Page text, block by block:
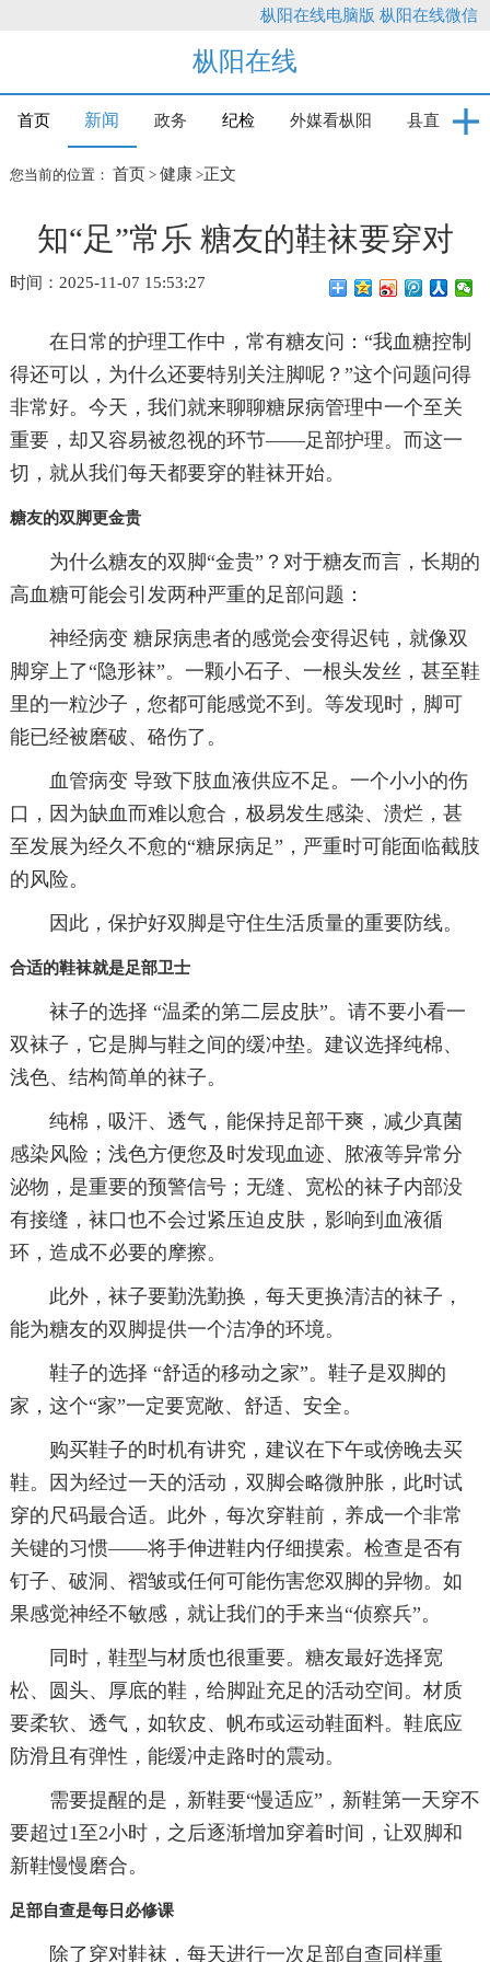
枞阳在线电脑版 枞阳在线微信
枞阳在线
首页 新闻 政务 纪检 外媒看枞阳 县直
您当前的位置： 首页 > 健康>正文
知“足”常乐 糖友的鞋袜要穿对
时间：2025-11-07 15:53:27
在日常的护理工作中，常有糖友问：“我血糖控制
得还可以，为什么还要特别关注脚呢？”这个问题问得
非常好。今天，我们就来聊聊糖尿病管理中一个至关
重要，却又容易被忽视的环节——足部护理。而这一
切，就从我们每天都要穿的鞋袜开始。
糖友的双脚更金贵
为什么糖友的双脚“金贵”？对于糖友而言，长期的
高血糖可能会引发两种严重的足部问题：
神经病变 糖尿病患者的感觉会变得迟钝，就像双
脚穿上了“隐形袜”。一颗小石子、一根头发丝，甚至鞋
里的一粒沙子，您都可能感觉不到。等发现时，脚可
能已经被磨破、硌伤了。
血管病变 导致下肢血液供应不足。一个小小的伤
口，因为缺血而难以愈合，极易发生感染、溃烂，甚
至发展为经久不愈的“糖尿病足”，严重时可能面临截肢
的风险。
因此，保护好双脚是守住生活质量的重要防线。
合适的鞋袜就是足部卫士
袜子的选择 “温柔的第二层皮肤”。请不要小看一
双袜子，它是脚与鞋之间的缓冲垫。建议选择纯棉、
浅色、结构简单的袜子。
纯棉，吸汗、透气，能保持足部干爽，减少真菌
感染风险；浅色方便您及时发现血迹、脓液等异常分
泌物，是重要的预警信号；无缝、宽松的袜子内部没
有接缝，袜口也不会过紧压迫皮肤，影响到血液循
环，造成不必要的摩擦。
此外，袜子要勤洗勤换，每天更换清洁的袜子，
能为糖友的双脚提供一个洁净的环境。
鞋子的选择 “舒适的移动之家”。鞋子是双脚的
家，这个“家”一定要宽敞、舒适、安全。
购买鞋子的时机有讲究，建议在下午或傍晚去买
鞋。因为经过一天的活动，双脚会略微肿胀，此时试
穿的尺码最合适。此外，每次穿鞋前，养成一个非常
关键的习惯——将手伸进鞋内仔细摸索。检查是否有
钉子、破洞、褶皱或任何可能伤害您双脚的异物。如
果感觉神经不敏感，就让我们的手来当“侦察兵”。
同时，鞋型与材质也很重要。糖友最好选择宽
松、圆头、厚底的鞋，给脚趾充足的活动空间。材质
要柔软、透气，如软皮、帆布或运动鞋面料。鞋底应
防滑且有弹性，能缓冲走路时的震动。
需要提醒的是，新鞋要“慢适应”，新鞋第一天穿不
要超过1至2小时，之后逐渐增加穿着时间，让双脚和
新鞋慢慢磨合。
足部自查是每日必修课
除了穿对鞋袜，每天进行一次足部自查同样重